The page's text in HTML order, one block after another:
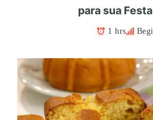
para sua
1 hrs